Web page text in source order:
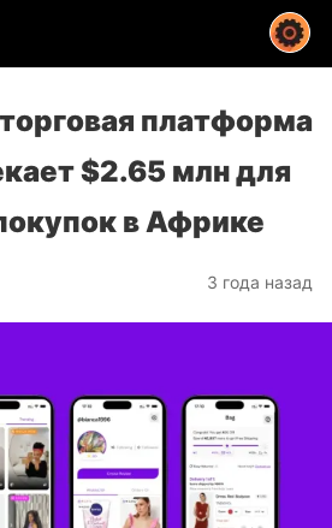
платформа
$2.65 млн для
в Африке
3 года назад